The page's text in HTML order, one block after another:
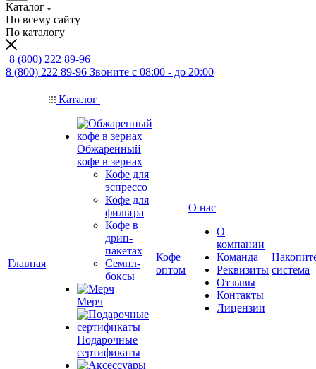
Каталог
По всему сайту
По каталогу
8 (800) 222 89-96
8 (800) 222 89-96 Звоните с 08:00 - до 20:00
Главная
Каталог
Обжаренный
кофе в зернах
Кофе для
эспрессо
Кофе для
фильтра
Кофе в
дрип-
пакетах
Семпл-
боксы
Мерч
Подарочные
сертификаты
Кофе
оптом
О нас
О
компании
Команда
Реквизиты
Отзывы
Контакты
Лицензии
система